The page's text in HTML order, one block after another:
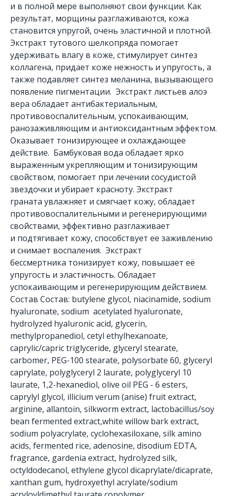
и в полной мере выполняют свои функции. Как
результат, морщины разглаживаются, кожа
становится упругой, очень эластичной и плотной.
Экстракт тутового шелкопряда помогает
удерживать влагу в коже, стимулирует синтез
коллагена, придает коже нежность и упругость, а
также подавляет синтез меланина, вызывающего
появление пигментации. Экстракт листьев алоэ
вера обладает антибактериальным,
противовоспалительным, успокаивающим,
ранозаживляющим и антиоксидантным эффектом.
Оказывает тонизирующее и охлаждающее
действие. Бамбуковая вода обладает ярко
выраженным укрепляющим и тонизирующим
свойством, помогает при лечении сосудистой
звездочки и убирает красноту. Экстракт
граната увлажняет и смягчает кожу, обладает
противовоспалительными и регенерирующими
свойствами, эффективно разглаживает
и подтягивает кожу, способствует ее заживлению
и снимает воспаления. Экстракт
бессмертника тонизирует кожу, повышает её
упругость и эластичность. Обладает
успокаивающим и регенерирующим действием.
Состав Состав: butylene glycol, niacinamide, sodium
hyaluronate, sodium acetylated hyaluronate,
hydrolyzed hyaluronic acid, glycerin,
methylpropanediol, cetyl ethylhexanoate,
caprylic/capric triglyceride, glyceryl stearate,
carbomer, PEG-100 stearate, polysorbate 60, glyceryl
caprylate, polyglyceryl 2 laurate, polyglyceryl 10
laurate, 1,2-hexanediol, olive oil PEG - 6 esters,
caprylyl glycol, illicium verum (anise) fruit extract,
arginine, allantoin, silkworm extract, lactobacillus/soy
bean fermented extract,white willow bark extract,
sodium polyacrylate, cyclohexasiloxane, silk amino
acids, fermented rice, adenosine, disodium EDTA,
fragrance, gardenia extract, hydrolyzed silk,
octyldodecanol, ethylene glycol dicaprylate/dicaprate,
xanthan gum, hydroxyethyl acrylate/sodium